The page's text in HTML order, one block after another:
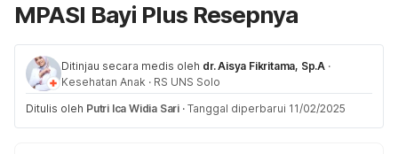
MPASI Bayi Plus Resepnya
Ditinjau secara medis oleh dr. Aisya Fikritama, Sp.A ·
Kesehatan Anak · RS UNS Solo
Ditulis oleh Putri Ica Widia Sari · Tanggal diperbarui 11/02/2025